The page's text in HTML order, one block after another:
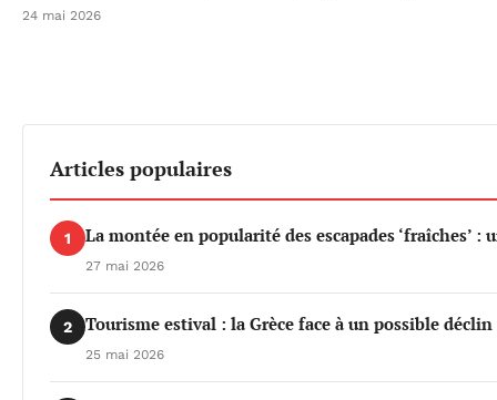
24 mai 2026
Articles populaires
1 La montée en popularité des escapades ‘fraîches’
27 mai 2026
2 Tourisme estival : la Grèce face à un possible déclin
25 mai 2026